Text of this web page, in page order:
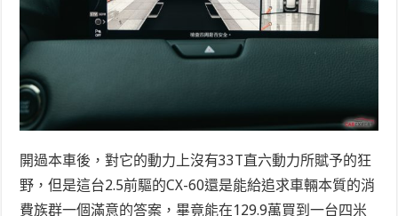
開過本車後，對它的動力上沒有33T直六動力所賦予的狂
野，但是這台2.5前驅的CX-60還是能給追求車輛本質的消
費族群一個滿意的答案，畢竟能在129.9萬買到一台四米